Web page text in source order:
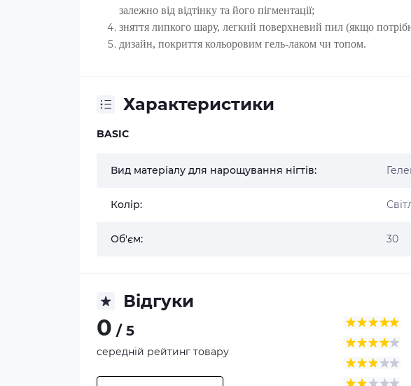
залежно від відтінку та його пігментації;
зняття липкого шару, легкий поверхневий пил (якщо
дизайн, покриття кольоровим гель-лаком чи топом.
Характеристики
BASIC
Вид матеріалу для нарощування нігтів:
Колір:
Об'єм: 30
Відгуки
0 / 5
середній рейтинг товару